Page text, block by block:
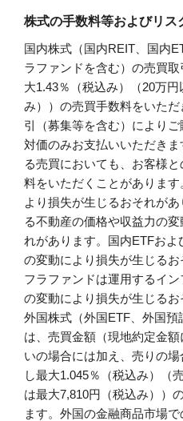
株式の手数料等およびリス
国内株式（国内REIT、国内
ラファンドを含む）の売買
大1.43％（税込み）（20万
み））の売買手数料をいた
引（募集等を含む）により
対価のみお支払いいただき
る売買においても、お客様
料をいただくことがありま
より損失が生じるおそれが
る不動産の価格や収益力の
れがあります。国内ETFお
の変動により損失が生じる
フラファンドは運用するイ
の変動により損失が生じるお
外国株式（外国ETF、外国
は、売買金額（現地約定金
いの場合には加え、売りの
し最大1.045％（税込み）（
は最大7,810円（税込み））
ます。外国の金融商品市場